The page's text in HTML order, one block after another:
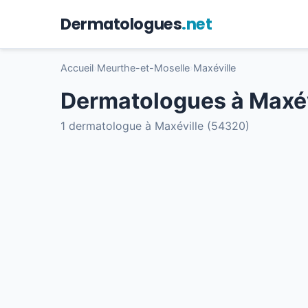
Dermatologues.net
Accueil Meurthe-et-Moselle Maxéville
Dermatologues à
1 dermatologue à Maxéville (54320)